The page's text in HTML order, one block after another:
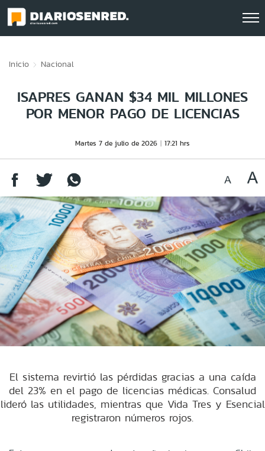
Inicio Nacional
ISAPRES GANAN $34 MIL MILLONES
POR MENOR PAGO DE LICENCIAS
Martes 7 de julio de 2026 17:21 hrs
El sistema revirtió las pérdidas gracias a una caída
del 23% en el pago de licencias médicas. Consalud
lideró las utilidades, mientras que Vida Tres y Esencial
registraron números rojos.